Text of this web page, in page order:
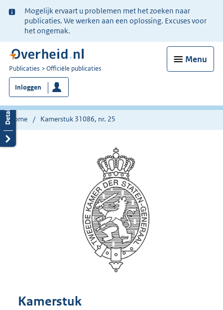
Ter
informatie:
Mogelijk ervaart u problemen met het zoeken naar
publicaties. We werken aan een oplossing. Excuses voor
het ongemak.
Menu
U
bent
nu
hier:
Publicaties Officiële publicaties
Inloggen
Home Kamerstuk 31086, nr. 25
Kamerstuk